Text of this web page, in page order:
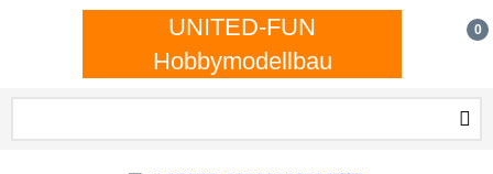
UNITED-FUN
Hobbymodellbau
0